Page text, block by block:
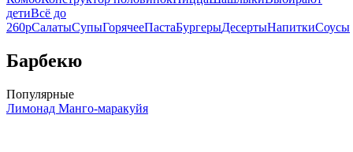
детиВсё до
260рСалатыСупыГорячееПастаБургерыДесертыНапиткиСоусы
Барбекю
Популярные
Лимонад Манго-маракуйя